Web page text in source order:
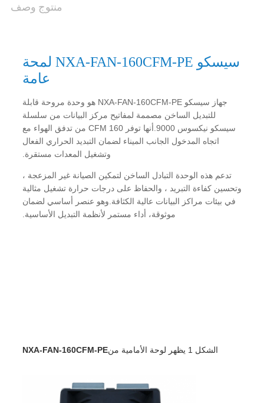
منتوج وصف
سيسكو NXA-FAN-160CFM-PE لمحة
عامة
جهاز سيسكو NXA-FAN-160CFM-PE هو وحدة مروحة قابلة
للتبديل الساخن مصممة لمفاتيح مركز البيانات من سلسلة
سيسكو نيكسوس 9000.أنها توفر 160 CFM من تدفق الهواء مع
اتجاه المدخول الجانب الميناء لضمان التبديد الحراري الفعال
وتشغيل المعدات مستقرة.
تدعم هذه الوحدة التبادل الساخن لتمكين الصيانة غير المزعجة ،
وتحسين كفاءة التبريد ، والحفاظ على درجات حرارة تشغيل مثالية
في بيئات مراكز البيانات عالية الكثافة.وهو عنصر أساسي لضمان
موثوقة، أداء مستمر لأنظمة التبديل الأساسية.
الشكل 1 يظهر لوحة الأمامية من NXA-FAN-160CFM-PE